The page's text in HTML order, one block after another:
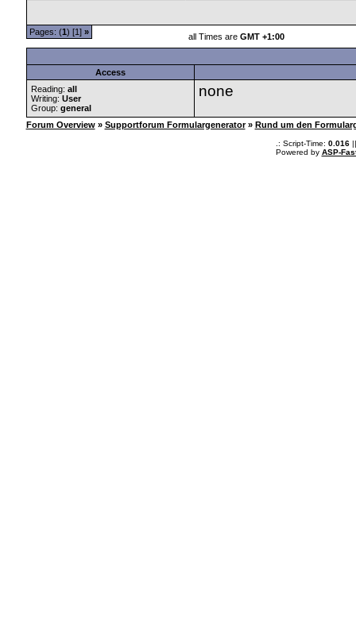
Pages: (1) [1] » all Times are GMT +1:00
Access
Reading: all
Writing: User
Group: general
none
Forum Overview » Supportforum Formulargenerator » Rund um den
.: Script-Time: 0.016||
Powered by ASP-